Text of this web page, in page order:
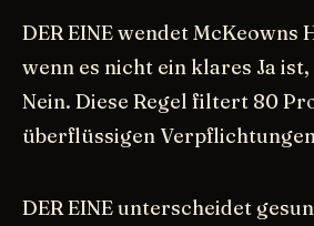
DER EINE wendet McKeowns
wenn es nicht ein klares Ja
Nein. Diese Regel filtert 80
überflüssigen
DER EINE unterscheidet